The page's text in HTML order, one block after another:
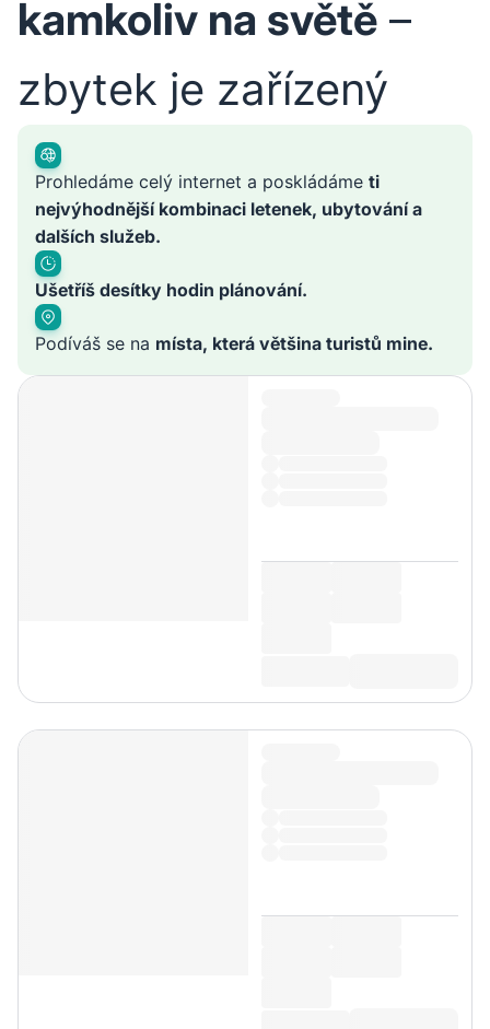
kamkoliv na světě –
zbytek je zařízený
Prohledáme celý internet a poskládáme ti
nejvýhodnější kombinaci letenek, ubytování a
dalších služeb.
Ušetříš desítky hodin plánování.
Podíváš se na místa, která většina turistů mine.